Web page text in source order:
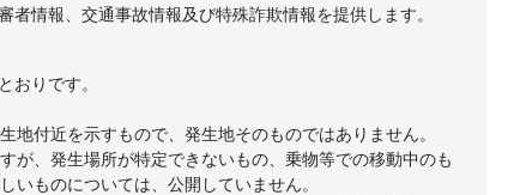
情報、交通事故情報及び特殊詐欺情報を提供します。
りです。
付近を示すもので、発生地そのものではありません。
、発生場所が特定できないもの、乗物等での移動中のも
ものについては、公開していません。